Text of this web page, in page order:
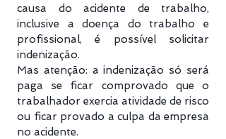
causa do acidente de trabalho,
inclusive a doença do trabalho e
profissional, é possível solicitar
indenização.
Mas atenção: a indenização só será
paga se ficar comprovado que o
trabalhador exercia atividade de risco
ou ficar provado a culpa da empresa
no acidente.